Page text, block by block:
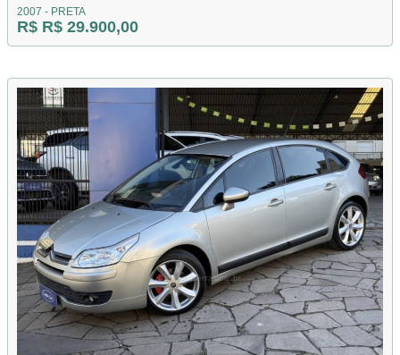
2007 - PRETA
R$ R$ 29.900,00